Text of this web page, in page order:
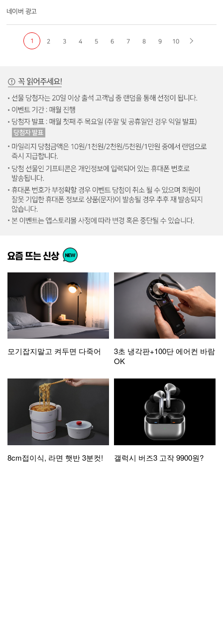
네이버 광고
1 2 3 4 5 6 7 8 9 10
모기잡지말고 켜두면 다죽어
3초 냉각판+100단 에어컨 바람
OK
8cm접이식, 라면 햇반 3분컷! 갤럭시 버즈3 고작 9900원?